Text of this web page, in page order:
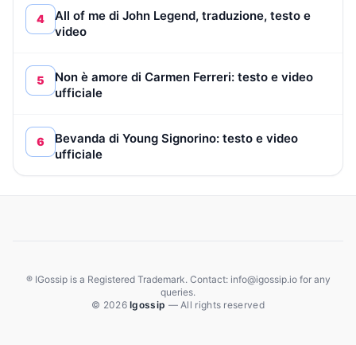
4
All of me di John Legend, traduzione, testo e
video
5
Non è amore di Carmen Ferreri: testo e video
ufficiale
6
Bevanda di Young Signorino: testo e video
ufficiale
® IGossip is a Registered Trademark. Contact: info@igossip.io for any
queries.
© 2026Igossip — All rights reserved